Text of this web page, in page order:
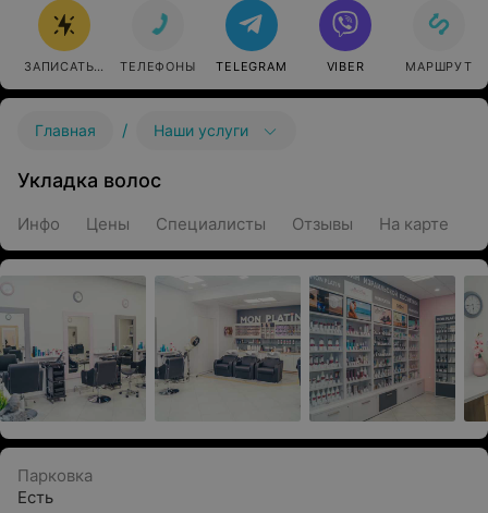
ЗАПИСАТЬСЯ ТЕЛЕФОНЫ TELEGRAM VIBER МАРШРУТ
Главная / Наши услуги
Укладка волос
Инфо Цены Специалисты Отзывы На карте
Парковка
Есть